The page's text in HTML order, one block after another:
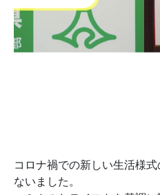
コロナ禍での新しい生活様
ないました。